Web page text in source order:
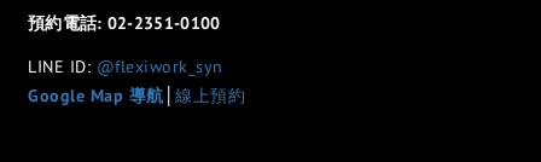
預約電話: 02-2351-0100
LINE ID: @flexiwork_syn
Google Map 導航 線上預約